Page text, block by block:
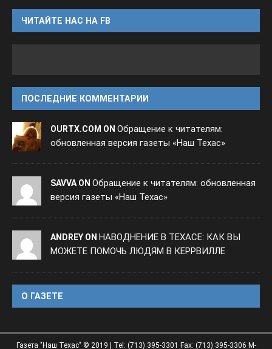
ЧИТАЙТЕ НАС НА FB
ПОСЛЕДНИЕ КОММЕНТАРИИ
OURTX.COM ON Обращение к читателям:
обновленная версия газеты «Наш Техас»
SAVVA ON Обращение к читателям: обновленная
версия газеты «Наш Техас»
ANDREY ON НАВОДНЕНИЕ В ТЕХАСЕ: КАК ВЫ
МОЖЕТЕ ПОМОЧЬ ЛЮДЯМ В КЕРРВИЛЛЕ
O ГАЗЕТЕ
Газета "Наш Техас" © 2019 | Tel: (713) 395-3301 Fax: (713) 395-3306 M-